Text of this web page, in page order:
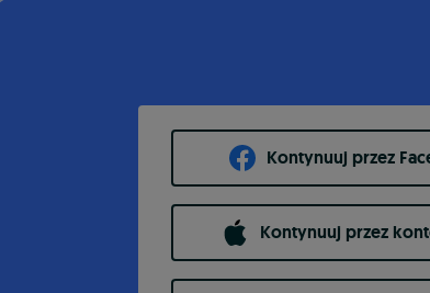
Kontynuuj przez
Kontynuuj przez